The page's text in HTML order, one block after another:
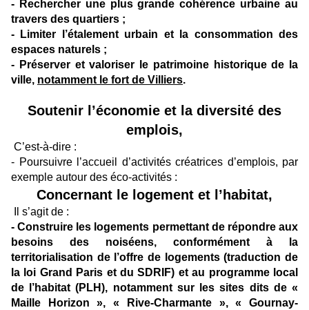
- Rechercher une plus grande cohérence urbaine au
travers des quartiers ;
- Limiter l’étalement urbain et la consommation des
espaces naturels ;
- Préserver et valoriser le patrimoine historique de la
ville, notamment le fort de Villiers.
Soutenir l’économie et la diversité des
emplois,
C’est-à-dire :
- Poursuivre l’accueil d’activités créatrices d’emplois, par
exemple autour des éco-activités :
Concernant le logement et l’habitat,
Il s’agit de :
- Construire les logements permettant de répondre aux
besoins des noiséens, conformément à la
territorialisation de l’offre de logements (traduction de
la loi Grand Paris et du SDRIF) et au programme local
de l’habitat (PLH), notamment sur les sites dits de «
Maille Horizon », « Rive-Charmante », « Gournay-